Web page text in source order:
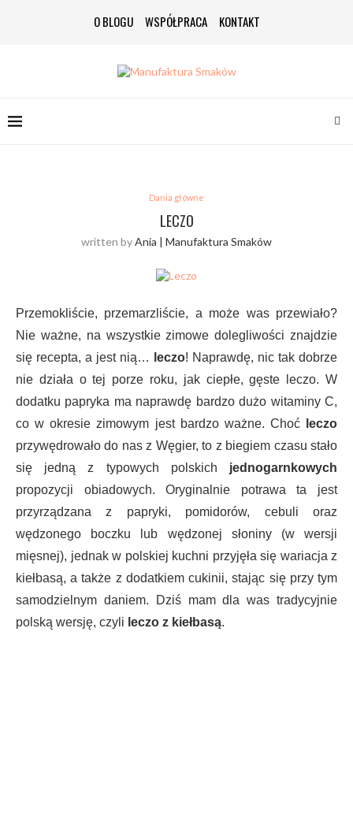
O BLOGU WSPÓŁPRACA KONTAKT
Dania główne
LECZO
written byAnia | Manufaktura Smaków
Przemokliście, przemarzliście, a może was przewiało?
Nie ważne, na wszystkie zimowe dolegliwości znajdzie
się recepta, a jest nią…
leczo! Naprawdę, nic tak dobrze
nie działa o tej porze roku, jak ciepłe, gęste leczo. W
dodatku papryka ma naprawdę bardzo dużo witaminy C,
co w okresie zimowym jest bardzo ważne. Choć
leczo
przywędrowało do nas z Węgier, to z biegiem czasu stało
się jedną z typowych polskich jednogarnkowych
propozycji obiadowych. Oryginalnie potrawa ta jest
przyrządzana z papryki, pomidorów, cebuli oraz
wędzonego boczku lub wędzonej słoniny (w wersji
mięsnej), jednak w polskiej kuchni przyjęła się wariacja z
kiełbasą, a także z dodatkiem cukinii, stając się przy tym
samodzielnym daniem. Dziś mam dla was tradycyjnie
polską wersję, czyli leczo z kiełbasą.